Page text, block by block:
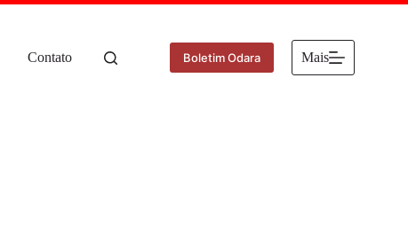
Contato Boletim Odara Mais